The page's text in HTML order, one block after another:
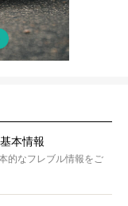
本情報
的なフレブル情報をご